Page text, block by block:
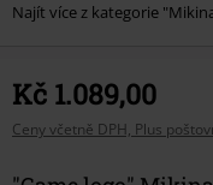
Najít více z kategorie
Kč 1.089,00
Ceny včetně DPH, Plus